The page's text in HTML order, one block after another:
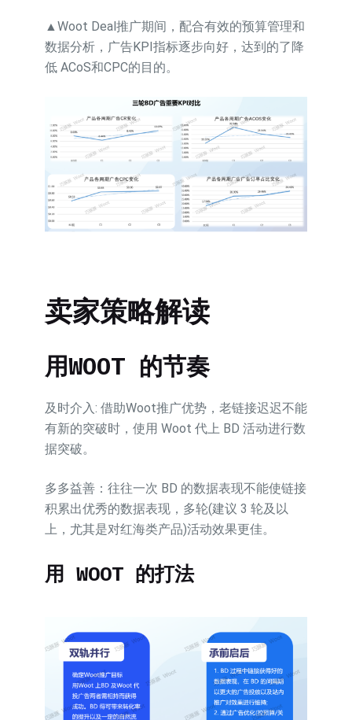
▲Woot Deal推广期间，配合有效的预算管理和
数据分析，广告KPI指标逐步向好，达到的了降
低 ACoS和CPC的目的。
卖家策略解读
用WOOT 的节奏
及时介入: 借助Woot推广优势，老链接迟迟不能
有新的突破时，使用 Woot 代上 BD 活动进行数
据突破。
多多益善：往往一次 BD 的数据表现不能使链接
积累出优秀的数据表现，多轮(建议 3 轮及以
上，尤其是对红海类产品)活动效果更佳。
用 WOOT 的打法